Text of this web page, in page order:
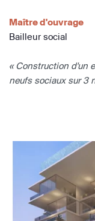
Maître d'ouvrage
Bailleur social
« Construction d'un
neufs sociaux sur 3